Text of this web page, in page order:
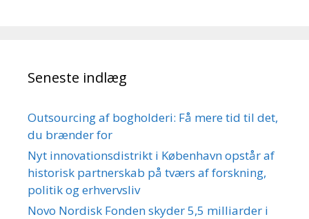
Seneste indlæg
Outsourcing af bogholderi: Få mere tid til det,
du brænder for
Nyt innovationsdistrikt i København opstår af
historisk partnerskab på tværs af forskning,
politik og erhvervsliv
Novo Nordisk Fonden skyder 5,5 milliarder i